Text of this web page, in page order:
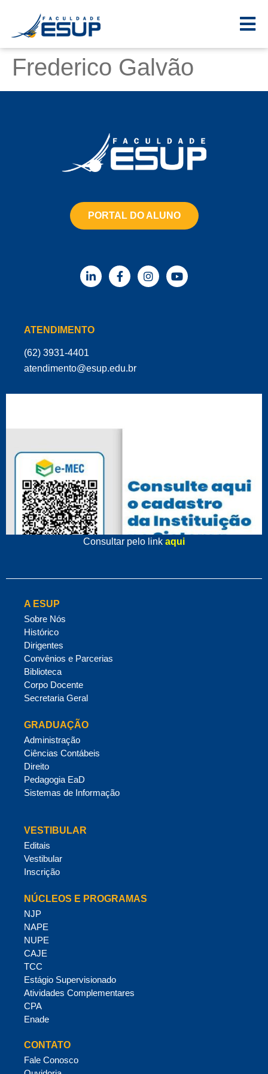
Frederico Galvão
PORTAL DO ALUNO
ATENDIMENTO
(62) 3931-4401
‌atendimento@esup.edu.br
Consultar pelo link aqui
A ESUP
Sobre Nós
Histórico
Dirigentes
Convênios e Parcerias
Biblioteca
Corpo Docente
Secretaria Geral
GRADUAÇÃO
Administração
Ciências Contábeis
Direito
Pedagogia EaD
Sistemas de Informação
VESTIBULAR
Editais
Vestibular
Inscrição
NÚCLEOS E PROGRAMAS
NJP
NAPE
NUPE
CAJE
TCC
Estágio Supervisionado
Atividades Complementares
CPA
Enade
CONTATO
Fale Conosco